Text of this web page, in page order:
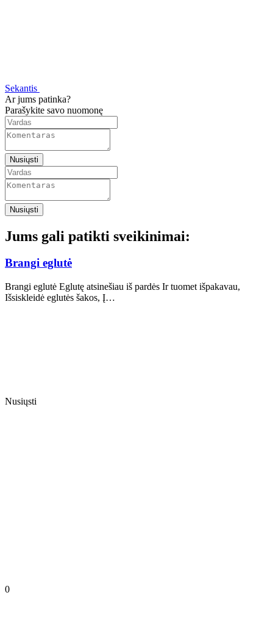
Sekantis
Ar jums patinka?
Parašykite savo nuomonę
Nusiųsti
Nusiųsti
Jums gali patikti sveikinimai:
Brangi eglutė
Brangi eglutė Eglutę atsinešiau iš pardės Ir tuomet išpakavau,
Išsiskleidė eglutės šakos, Į…
Nusiųsti
0